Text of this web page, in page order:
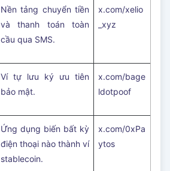
Nền tảng chuyển tiền
và thanh toán toàn
cầu qua SMS.
x.com/xelio
_xyz
Ví tự lưu ký ưu tiên
bảo mật.
x.com/bage
ldotpoof
Ứng dụng biến bất kỳ
điện thoại nào thành ví
stablecoin.
x.com/0xPa
ytos